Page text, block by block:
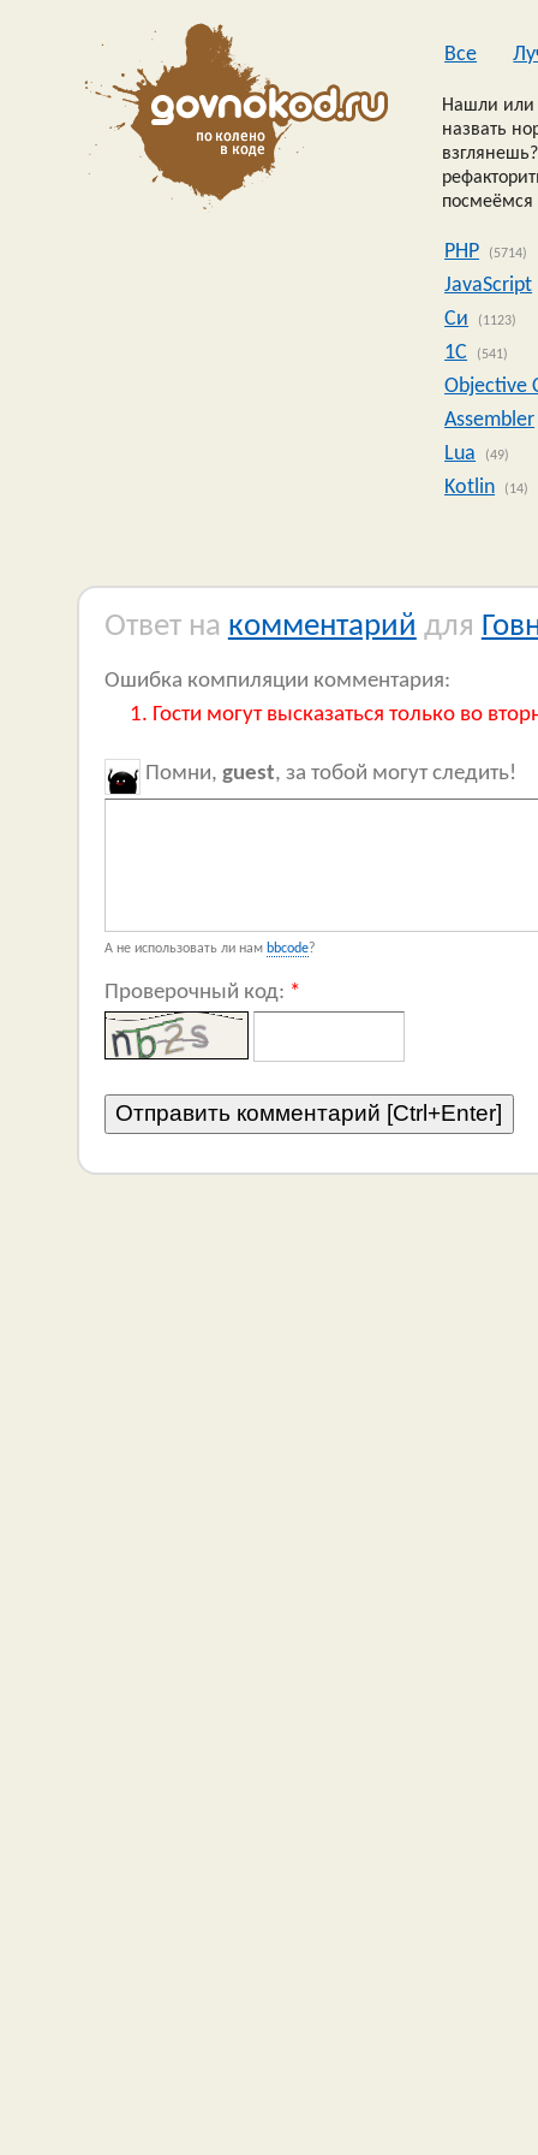
Все
Нашли или
назвать
посмеёмся
PHP (5714)
JavaScript
Си
(1123)
1C (541)
Objective
Assembler
Lua
(49)
Kotlin (14)
Ответ на комментарий для
Ошибка компиляции комментария:
Гости могут высказаться только во
Помни, guest, за тобой могут следить!
А не использовать ли нам bbcode?
Проверочный код: *